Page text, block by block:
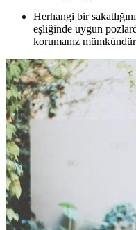
Herhangi bir
eşliğinde uygun
korumanız